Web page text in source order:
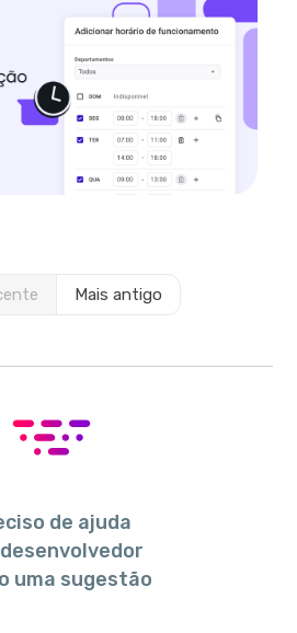
Mais antigo
de ajuda
uma sugestão